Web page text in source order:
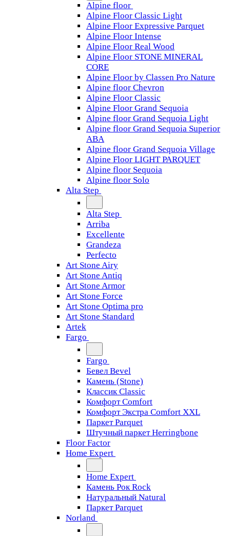
Alpine floor
Alpine Floor Classic Light
Alpine Floor Expressive Parquet
Alpine Floor Intense
Alpine Floor Real Wood
Alpine Floor STONE MINERAL
CORE
Alpine Floor by Classen Pro Nature
Alpine floor Chevron
Alpine Floor Classic
Alpine Floor Grand Sequoia
Alpine floor Grand Sequoia Light
Alpine floor Grand Sequoia Superior
ABA
Alpine floor Grand Sequoia Village
Alpine Floor LIGHT PARQUET
Alpine floor Sequoia
Alpine floor Solo
Alta Step
Alta Step
Arriba
Excellente
Grandeza
Perfecto
Art Stone Airy
Art Stone Antiq
Art Stone Armor
Art Stone Force
Art Stone Optima pro
Art Stone Standard
Artek
Fargo
Fargo
Бевел Bevel
Камень (Stone)
Классик Classic
Комфорт Comfort
Комфорт Экстра Comfort XXL
Паркет Parquet
Штучный паркет Herringbone
Floor Factor
Home Expert
Home Expert
Камень Рок Rock
Натуральный Natural
Паркет Parquet
Norland